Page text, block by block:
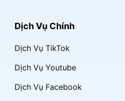
Dịch Vụ Chính
Dịch Vụ TikTok
Dịch Vụ Youtube
Dịch Vụ Facebook